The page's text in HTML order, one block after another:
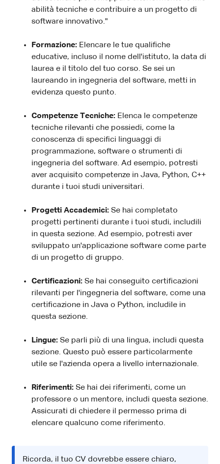
abilità tecniche e contribuire a un progetto di
software innovativo."
Formazione: Elencare le tue qualifiche
educative, incluso il nome dell'istituto, la data di
laurea e il titolo del tuo corso. Se sei un
laureando in ingegneria del software, metti in
evidenza questo punto.
Competenze Tecniche: Elenca le competenze
tecniche rilevanti che possiedi, come la
conoscenza di specifici linguaggi di
programmazione, software o strumenti di
ingegneria del software. Ad esempio, potresti
aver acquisito competenze in Java, Python, C++
durante i tuoi studi universitari.
Progetti Accademici: Se hai completato
progetti pertinenti durante i tuoi studi, includili
in questa sezione. Ad esempio, potresti aver
sviluppato un'applicazione software come parte
di un progetto di gruppo.
Certificazioni: Se hai conseguito certificazioni
rilevanti per l'ingegneria del software, come una
certificazione in Java o Python, includile in
questa sezione.
Lingue: Se parli più di una lingua, includi questa
sezione. Questo può essere particolarmente
utile se l'azienda opera a livello internazionale.
Riferimenti: Se hai dei riferimenti, come un
professore o un mentore, includi questa sezione.
Assicurati di chiedere il permesso prima di
elencare qualcuno come riferimento.
Ricorda, il tuo CV dovrebbe essere chiaro,